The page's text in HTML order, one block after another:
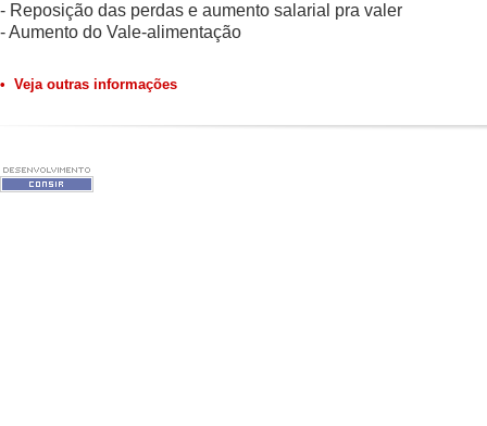
- Reposição das perdas e aumento salarial pra valer
- Aumento do Vale-alimentação
• Veja outras informações